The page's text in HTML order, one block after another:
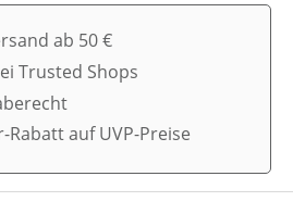
ab 50 €
Trusted Shops
Rabatt auf UVP-Preise